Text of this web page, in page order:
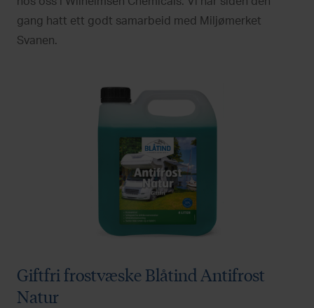
gang hatt ett godt samarbeid med Miljømerket
Svanen.
Giftfri frostvæske Blåtind Antifrost
Natur